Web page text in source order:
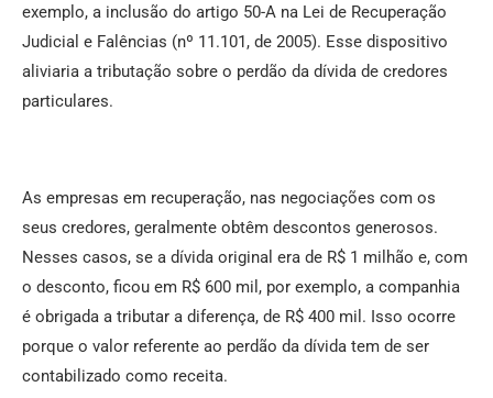
exemplo, a inclusão do artigo 50-A na Lei de Recuperação
Judicial e Falências (nº 11.101, de 2005). Esse dispositivo
aliviaria a tributação sobre o perdão da dívida de credores
particulares.
As empresas em recuperação, nas negociações com os
seus credores, geralmente obtêm descontos generosos.
Nesses casos, se a dívida original era de R$ 1 milhão e, com
o desconto, ficou em R$ 600 mil, por exemplo, a companhia
é obrigada a tributar a diferença, de R$ 400 mil. Isso ocorre
porque o valor referente ao perdão da dívida tem de ser
contabilizado como receita.